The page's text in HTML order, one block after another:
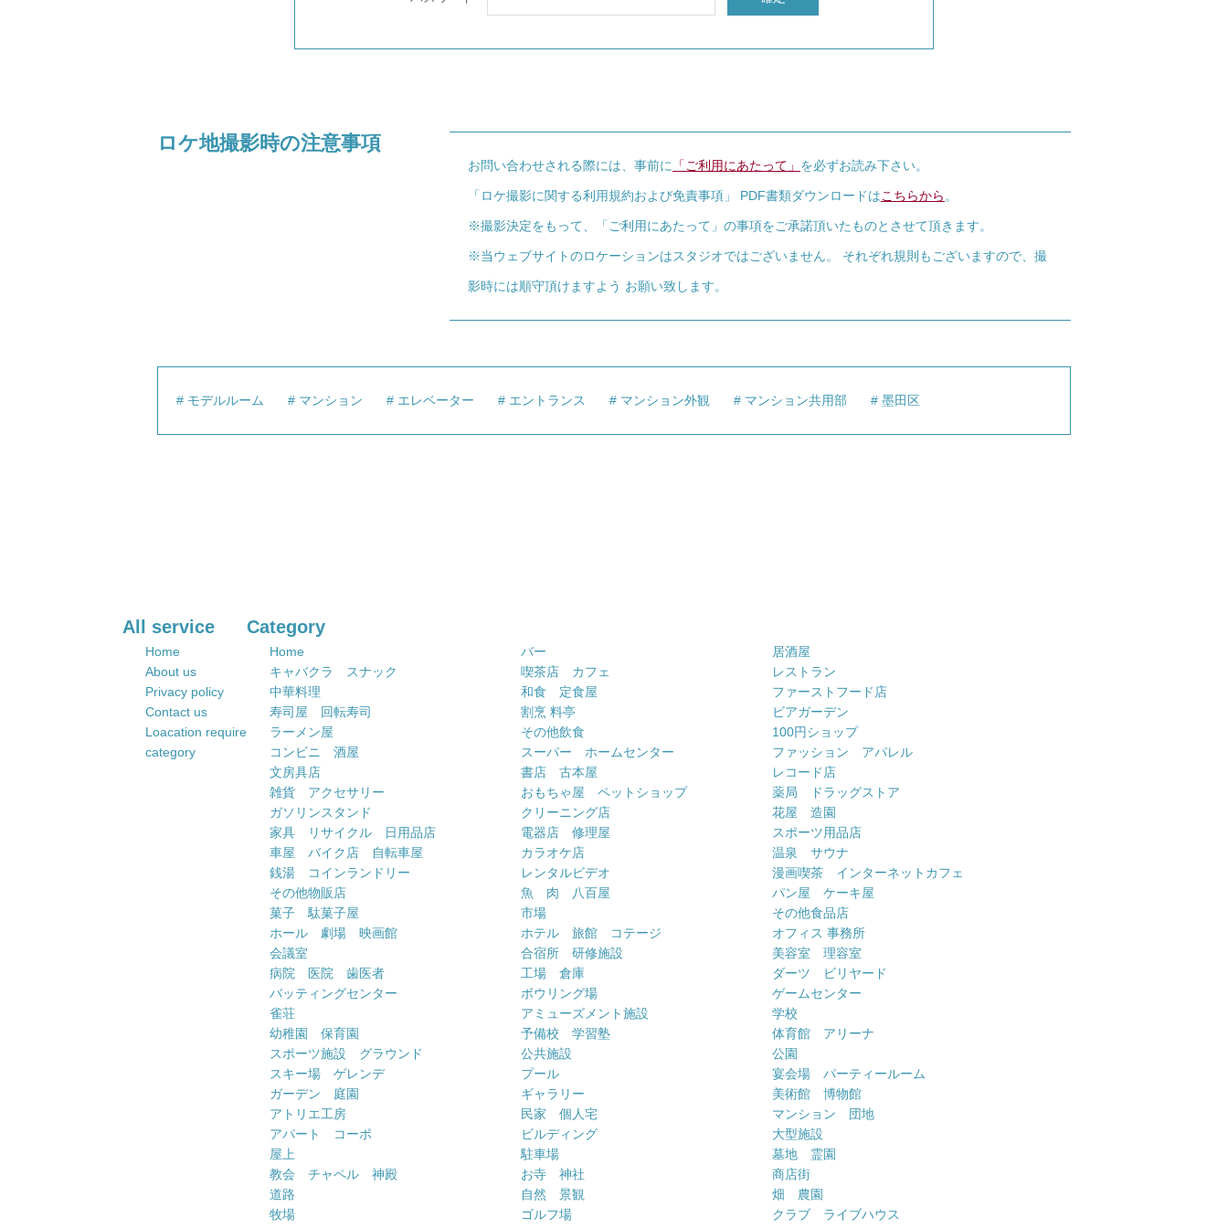
ロケ地撮影時の注意事項
お問い合わせされる際には、事前に 「ご利用にあたって」 を必ずお読み下さい。
「ロケ撮影に関する利用規約および免責事項」 PDF書類ダウンロードはこちらから 。
※撮影決定をもって、「ご利用にあたって」の事項をご承諾頂いたものとさせて頂きます。
※当ウェブサイトのロケーションはスタジオではございません。 それぞれ規則もございますので、撮
影時には順守頂けますよう お願い致します。
モデルルーム マンション エレベーター エントランス マンション外観 マンション共用部 墨田区
All service
Home
About us
Privacy policy
Contact us
Loacation require
category
Category
Home バー
居酒屋
キャバクラ スナック
喫茶店 カフェ
レストラン
中華料理
和食 定食屋
ファーストフード店
寿司屋 回転寿司
割烹 料亭
ビアガーデン
ラーメン屋
その他飲食
100円ショップ
コンビニ 酒屋
スーパー ホームセンター
ファッション アパレル
文房具店
書店 古本屋
レコード店
雑貨 アクセサリー
おもちゃ屋 ペットショップ
薬局 ドラッグストア
ガソリンスタンド
クリーニング店
花屋 造園
家具 リサイクル 日用品店
電器店 修理屋
スポーツ用品店
車屋 バイク店 自転車屋
カラオケ店
温泉 サウナ
銭湯 コインランドリー
レンタルビデオ
漫画喫茶 インターネットカフェ
その他物販店
魚 肉 八百屋
パン屋 ケーキ屋
菓子 駄菓子屋
市場
その他食品店
ホール 劇場 映画館
ホテル 旅館 コテージ
オフィス 事務所
会議室
合宿所 研修施設
美容室 理容室
病院 医院 歯医者
工場 倉庫
ダーツ ビリヤード
バッティングセンター
ボウリング場
ゲームセンター
雀荘
アミューズメント施設
学校
幼稚園 保育園
予備校 学習塾
体育館 アリーナ
スポーツ施設 グラウンド
公共施設
公園
スキー場 ゲレンデ
プール
宴会場 パーティールーム
ガーデン 庭園
ギャラリー
美術館 博物館
アトリエ工房
民家 個人宅
マンション 団地
アパート コーポ
ビルディング
大型施設
屋上
駐車場
墓地 霊園
教会 チャペル 神殿
お寺 神社
商店街
道路
自然 景観
畑 農園
牧場
ゴルフ場
クラブ ライブハウス